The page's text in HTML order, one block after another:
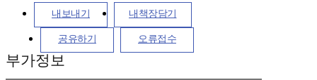
내보내기 내책장담기
공유하기 오류접수
부가정보